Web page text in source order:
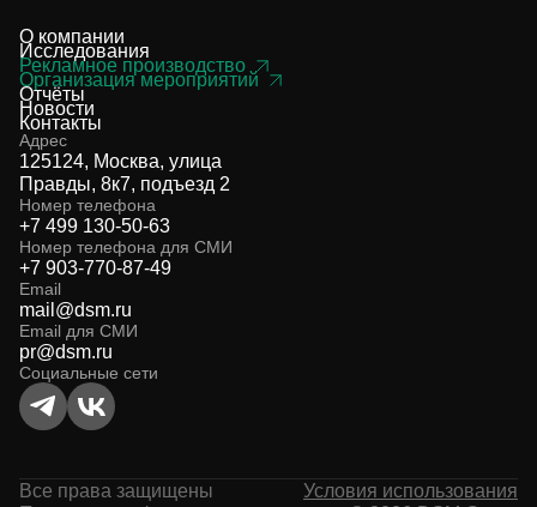
О компании
Исследования
Рекламное производство
Организация мероприятий
Отчёты
Новости
Контакты
Адрес
125124, Москва, улица
Правды, 8к7, подъезд 2
Номер телефона
+7 499 130-50-63
Номер телефона для СМИ
+7 903-770-87-49
Email
mail@dsm.ru
Email для СМИ
pr@dsm.ru
Социальные сети
Все права защищены
Условия использования